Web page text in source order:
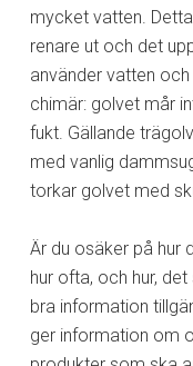
mycket vatten.
renare ut och det
använder vatten
chimär: golvet mår
fukt. Gällande
med vanlig
torkar golvet med
Är du osäker på hur
hur ofta, och hur,
bra information
ger information om